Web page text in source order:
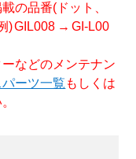
の品番(ドット、
) GIL008 → GI-L00
などのメンテナン
ーツ一覧 もしくは